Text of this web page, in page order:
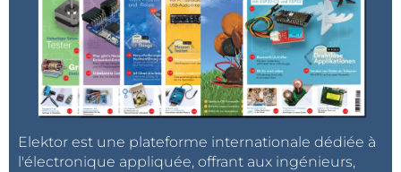
Elektor est une plateforme internationale dédiée à
l'électronique appliquée, offrant aux ingénieurs,